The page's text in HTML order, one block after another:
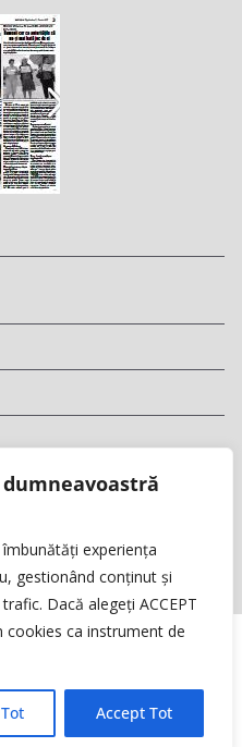
experiența
gestionând conținut și
Dacă alegeți ACCEPT
ca instrument de
Accept Tot